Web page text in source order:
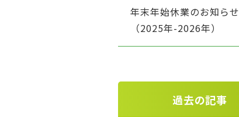
年末年始休業のお知らせ
（2025年-2026年）
過去の記事